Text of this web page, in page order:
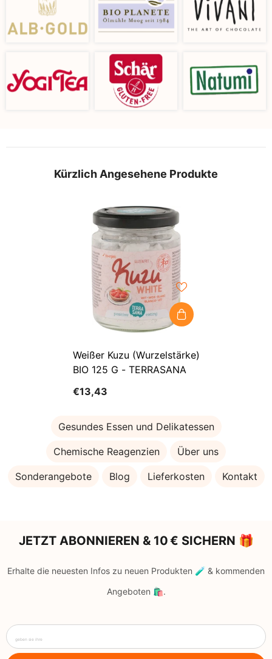
Kürzlich Angesehene Produkte
Weißer Kuzu (Wurzelstärke)
BIO 125 G - TERRASANA
€13,43
Gesundes Essen und Delikatessen
Chemische Reagenzien Über uns
Sonderangebote Blog Lieferkosten Kontakt
JETZT ABONNIEREN & 10 € SICHERN 🎁
Erhalte die neuesten Infos zu neuen Produkten 🧪 & kommenden
Angeboten 🛍️.
geben sie ihre